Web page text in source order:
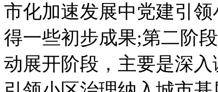
市化加速发展中党建引
得一些初步成果;第二阶
动展开阶段，主要是深